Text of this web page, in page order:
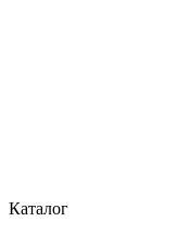
Каталог